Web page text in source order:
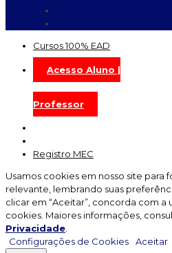
Cursos 100% EAD
Acesso Aluno |
Professor
Registro MEC
Usamos cookies em nosso site para
relevante, lembrando suas
clicar em “Aceitar”, concorda com a
cookies. Maiores informações,
Privacidade
Configurações de Cookies
Aceitar